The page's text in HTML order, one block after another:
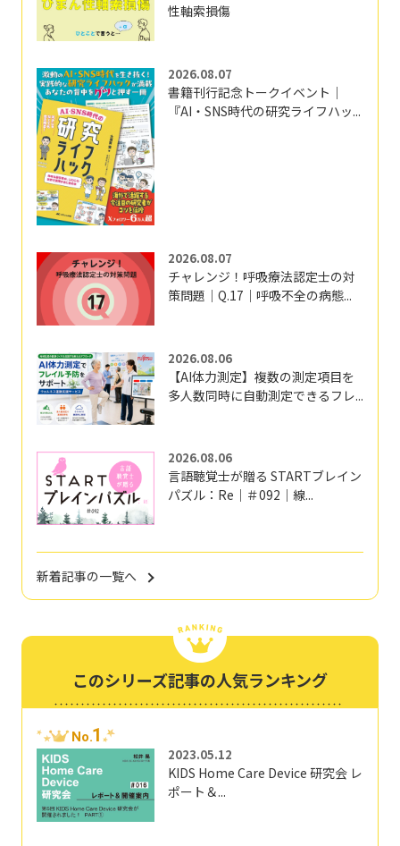
性軸索損傷
2026.08.07
書籍刊行記念トークイベント｜
『AI・SNS時代の研究ライフハッ...
2026.08.07
チャレンジ！呼吸療法認定士の対
策問題｜Q.17｜呼吸不全の病態...
2026.08.06
【AI体力測定】複数の測定項目を
多人数同時に自動測定できるフレ...
2026.08.06
言語聴覚士が贈る STARTブレイン
パズル：Re｜＃092｜線...
新着記事の一覧へ
このシリーズ記事の人気ランキング
No.1
2023.05.12
KIDS Home Care Device 研究会 レ
ポート＆...